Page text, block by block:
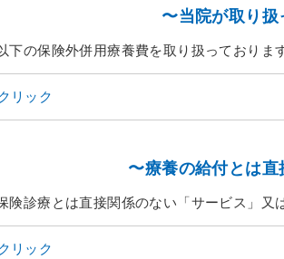
〜当院が取り
下の保険外併用療養費を取り扱っておりま
リック
〜療養の給付とは
険診療とは直接関係のない「サービス」又
リック